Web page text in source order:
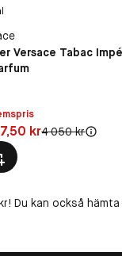
Versace Tabac
037,50 kr
krOriginal pris:
4 050 kr
Du kan också